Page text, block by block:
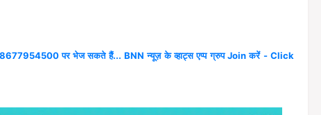
8677954500 पर भेज सकते हैं... BNN न्यूज़ के व्हाट्स एप्प ग्रुप Join करें - Click